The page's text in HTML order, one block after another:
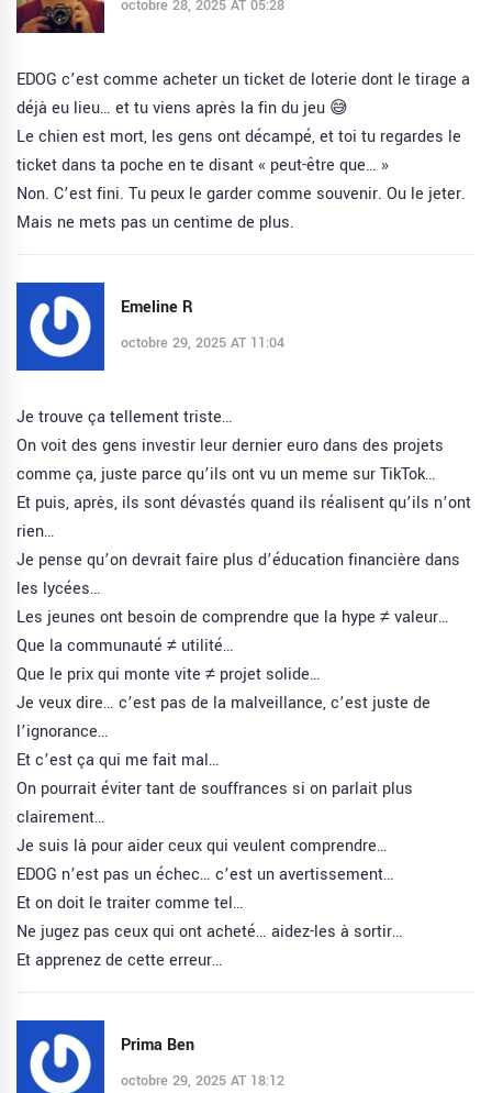
octobre 28, 2025 AT 05:28
EDOG c’est comme acheter un ticket de loterie dont le tirage a
déjà eu lieu… et tu viens après la fin du jeu 😅
Le chien est mort, les gens ont décampé, et toi tu regardes le
ticket dans ta poche en te disant « peut-être que… »
Non. C’est fini. Tu peux le garder comme souvenir. Ou le jeter.
Mais ne mets pas un centime de plus.
Emeline R
octobre 29, 2025 AT 11:04
Je trouve ça tellement triste…
On voit des gens investir leur dernier euro dans des projets
comme ça, juste parce qu’ils ont vu un meme sur TikTok…
Et puis, après, ils sont dévastés quand ils réalisent qu’ils n’ont
rien…
Je pense qu’on devrait faire plus d’éducation financière dans
les lycées…
Les jeunes ont besoin de comprendre que la hype ≠ valeur…
Que la communauté ≠ utilité…
Que le prix qui monte vite ≠ projet solide…
Je veux dire… c’est pas de la malveillance, c’est juste de
l’ignorance…
Et c’est ça qui me fait mal…
On pourrait éviter tant de souffrances si on parlait plus
clairement…
Je suis là pour aider ceux qui veulent comprendre…
EDOG n’est pas un échec… c’est un avertissement…
Et on doit le traiter comme tel…
Ne jugez pas ceux qui ont acheté… aidez-les à sortir…
Et apprenez de cette erreur…
Prima Ben
octobre 29, 2025 AT 18:12